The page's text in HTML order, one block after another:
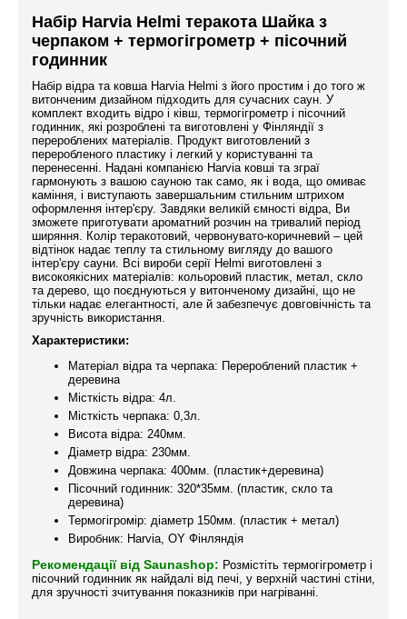
Набір Harvia Helmi теракота Шайка з
черпаком + термогігрометр + пісочний
годинник
Набір відра та ковша Harvia Helmi з його простим і до того ж
витонченим дизайном підходить для сучасних саун. У
комплект входить відро і ківш, термогігрометр і пісочний
годинник, які розроблені та виготовлені у Фінляндії з
перероблених матеріалів. Продукт виготовлений з
переробленого пластику і легкий у користуванні та
перенесенні. Надані компанією Harvia ковші та зграї
гармонують з вашою сауною так само, як і вода, що омиває
каміння, і виступають завершальним стильним штрихом
оформлення інтер'єру. Завдяки великій ємності відра, Ви
зможете приготувати ароматний розчин на тривалий період
ширяння. Колір теракотовий, червонувато-коричневий – цей
відтінок надає теплу та стильному вигляду до вашого
інтер'єру сауни. Всі вироби серії Helmi виготовлені з
високоякісних матеріалів: кольоровий пластик, метал, скло
та дерево, що поєднуються у витонченому дизайні, що не
тільки надає елегантності, але й забезпечує довговічність та
зручність використання.
Характеристики:
Матеріал відра та черпака: Перероблений пластик +
деревина
Місткість відра: 4л.
Місткість черпака: 0,3л.
Висота відра: 240мм.
Діаметр відра: 230мм.
Довжина черпака: 400мм. (пластик+деревина)
Пісочний годинник: 320*35мм. (пластик, скло та
деревина)
Термогігромір: діаметр 150мм. (пластик + метал)
Виробник: Harvia, OY Фінляндія
Рекомендації від Saunashop: Розмістіть термогігрометр і
пісочний годинник як найдалі від печі, у верхній частині стіни,
для зручності зчитування показників при нагріванні.